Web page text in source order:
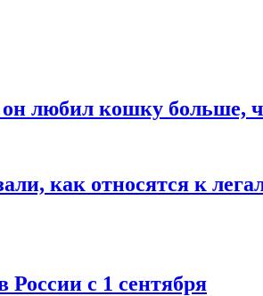
он любил кошку больше,
как относятся к
с 1 сентября